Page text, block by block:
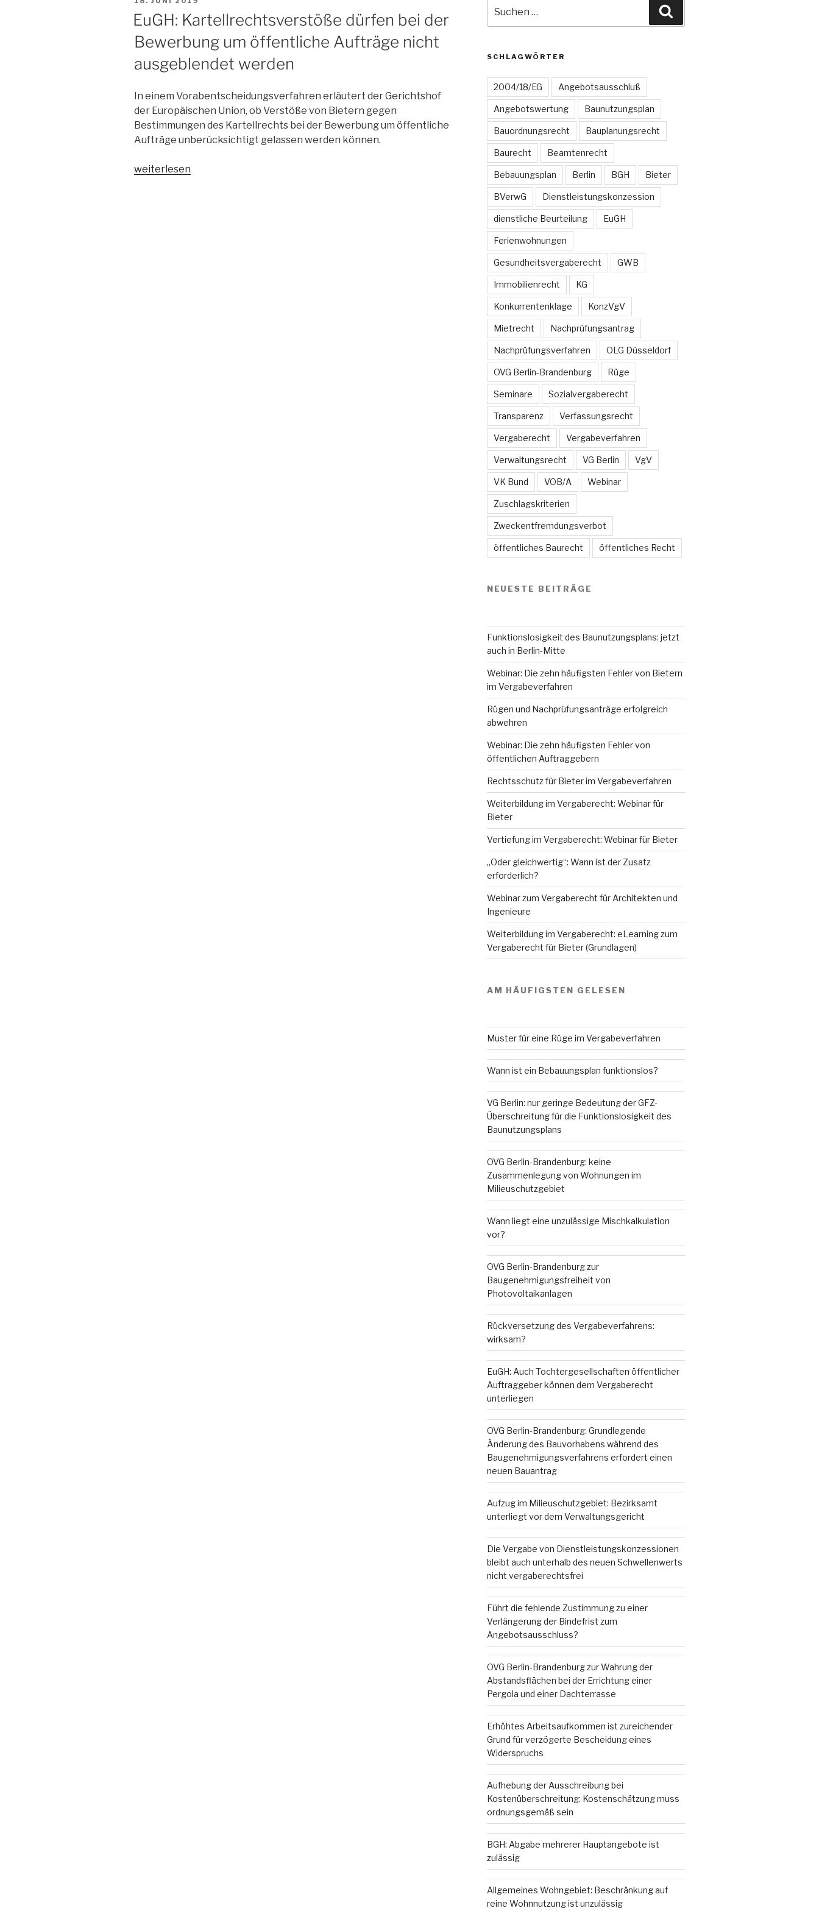
AM
EuGH: Kartellrechtsverstöße dürfen bei der
Bewerbung um öffentliche Aufträge nicht
ausgeblendet werden
In einem Vorabentscheidungsverfahren erläutert der Gerichtshof
der Europäischen Union, ob Verstöße von Bietern gegen
Bestimmungen des Kartellrechts bei der Bewerbung um öffentliche
Aufträge unberücksichtigt gelassen werden können.
„EuGH:
weiterlesen
nach:
SCHLAGWÖRTER
2004/18/EG Angebotsausschluß
Angebotswertung Baunutzungsplan
Bauordnungsrecht Bauplanungsrecht
Baurecht Beamtenrecht
Bebauungsplan Berlin BGH Bieter
BVerwG Dienstleistungskonzession
dienstliche Beurteilung EuGH
Ferienwohnungen
Gesundheitsvergaberecht GWB
Immobilienrecht KG
Konkurrentenklage KonzVgV
Mietrecht Nachprüfungsantrag
Nachprüfungsverfahren OLG Düsseldorf
OVG Berlin-Brandenburg Rüge
Seminare Sozialvergaberecht
Transparenz Verfassungsrecht
Vergaberecht Vergabeverfahren
Verwaltungsrecht VG Berlin VgV
VK Bund VOB/A Webinar
Zuschlagskriterien
Zweckentfremdungsverbot
öffentliches Baurecht öffentliches Recht
NEUESTE BEITRÄGE
Funktionslosigkeit des Baunutzungsplans: jetzt
auch in Berlin-Mitte
Webinar: Die zehn häufigsten Fehler von Bietern
im Vergabeverfahren
Rügen und Nachprüfungsanträge erfolgreich
abwehren
Webinar: Die zehn häufigsten Fehler von
öffentlichen Auftraggebern
Rechtsschutz für Bieter im Vergabeverfahren
Weiterbildung im Vergaberecht: Webinar für
Bieter
Vertiefung im Vergaberecht: Webinar für Bieter
„Oder gleichwertig“: Wann ist der Zusatz
erforderlich?
Webinar zum Vergaberecht für Architekten und
Ingenieure
Weiterbildung im Vergaberecht: eLearning zum
Vergaberecht für Bieter (Grundlagen)
AM HÄUFIGSTEN GELESEN
Muster für eine Rüge im Vergabeverfahren
Wann ist ein Bebauungsplan funktionslos?
VG Berlin: nur geringe Bedeutung der GFZ-
Überschreitung für die Funktionslosigkeit des
Baunutzungsplans
OVG Berlin-Brandenburg: keine
Zusammenlegung von Wohnungen im
Milieuschutzgebiet
Wann liegt eine unzulässige Mischkalkulation
vor?
OVG Berlin-Brandenburg zur
Baugenehmigungsfreiheit von
Photovoltaikanlagen
Rückversetzung des Vergabeverfahrens:
wirksam?
EuGH: Auch Tochtergesellschaften öffentlicher
Auftraggeber können dem Vergaberecht
unterliegen
OVG Berlin-Brandenburg: Grundlegende
Änderung des Bauvorhabens während des
Baugenehmigungsverfahrens erfordert einen
neuen Bauantrag
Aufzug im Milieuschutzgebiet: Bezirksamt
unterliegt vor dem Verwaltungsgericht
Die Vergabe von Dienstleistungskonzessionen
bleibt auch unterhalb des neuen Schwellenwerts
nicht vergaberechtsfrei
Führt die fehlende Zustimmung zu einer
Verlängerung der Bindefrist zum
Angebotsausschluss?
OVG Berlin-Brandenburg zur Wahrung der
Abstandsflächen bei der Errichtung einer
Pergola und einer Dachterrasse
Erhöhtes Arbeitsaufkommen ist zureichender
Grund für verzögerte Bescheidung eines
Widerspruchs
Aufhebung der Ausschreibung bei
Kostenüberschreitung: Kostenschätzung muss
ordnungsgemäß sein
BGH: Abgabe mehrerer Hauptangebote ist
zulässig
Allgemeines Wohngebiet: Beschränkung auf
reine Wohnnutzung ist unzulässig